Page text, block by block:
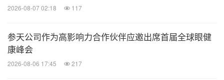
2026-08-07 02:18 117
参天公司作为高影响力合作伙伴应邀出席首届全球眼健
康峰会
2026-08-06 17:45 217